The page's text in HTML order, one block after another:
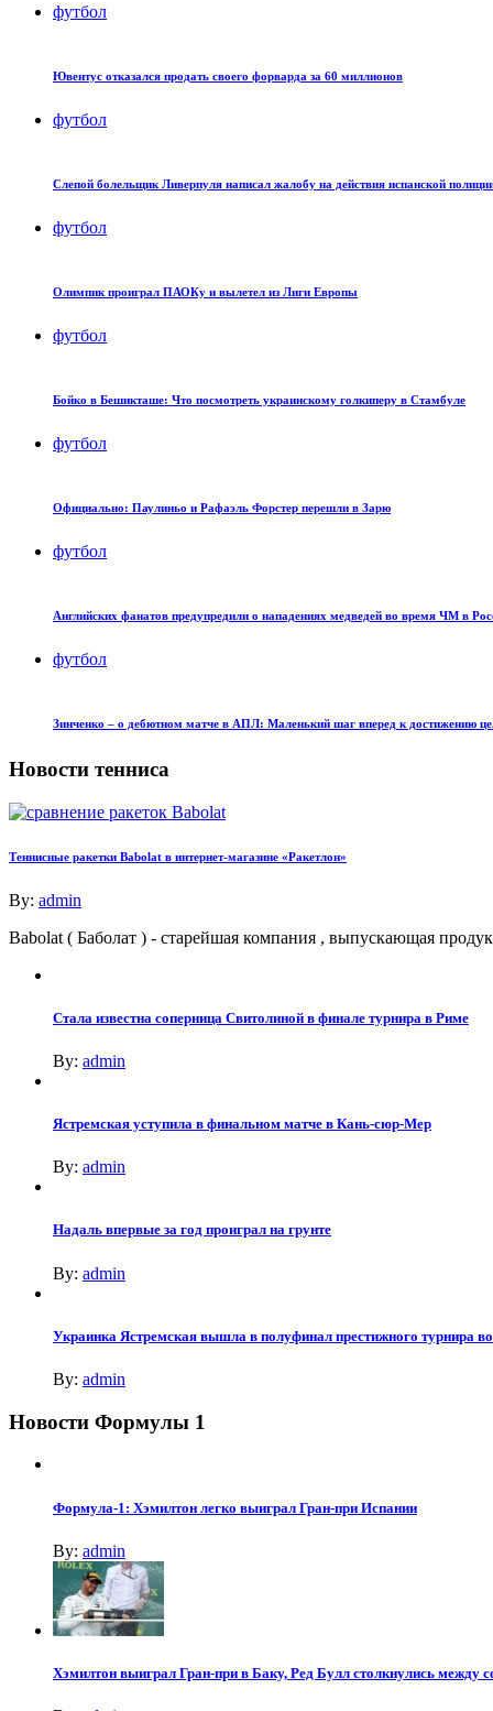
футбол
Ювентус отказался продать своего форварда за 60 миллионов
футбол
Слепой болельщик Ливерпуля написал жалобу на действия испанской
футбол
Олимпик проиграл ПАОКу и вылетел из Лиги Европы
футбол
Бойко в Бешикташе: Что посмотреть украинскому голкиперу в Стамбуле
футбол
Официально: Паулиньо и Рафаэль Форстер перешли в Зарю
футбол
Английских фанатов предупредили о нападениях медведей во время ЧМ в
футбол
Зинченко – о дебютном матче в АПЛ: Маленький шаг вперед к достижению
Новости тенниса
Теннисные ракетки Babolat в интернет-магазине «Ракетлон»
By: admin
Babolat ( Баболат ) - старейшая компания , выпускающая
Стала известна соперница Свитолиной в финале турнира в Риме
By: admin
Ястремская уступила в финальном матче в Кань-сюр-Мер
By: admin
Надаль впервые за год проиграл на грунте
By: admin
Украинка Ястремская вышла в полуфинал престижного турнира
By: admin
Новости Формулы 1
Формула-1: Хэмилтон легко выиграл Гран-при Испании
By: admin
Хэмилтон выиграл Гран-при в Баку, Ред Булл столкнулись между